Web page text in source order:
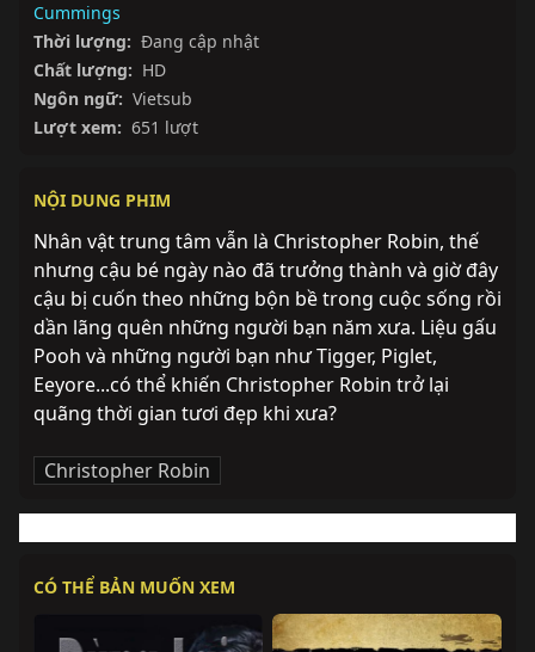
Cummings
Thời lượng: Đang cập nhật
Chất lượng: HD
Ngôn ngữ: Vietsub
Lượt xem: 651 lượt
NỘI DUNG PHIM
Nhân vật trung tâm vẫn là Christopher Robin, thế
nhưng cậu bé ngày nào đã trưởng thành và giờ đây
cậu bị cuốn theo những bộn bề trong cuộc sống rồi
dần lãng quên những người bạn năm xưa. Liệu gấu
Pooh và những người bạn như Tigger, Piglet,
Eeyore...có thể khiến Christopher Robin trở lại
quãng thời gian tươi đẹp khi xưa?
Christopher Robin
CÓ THỂ BẢN MUỐN XEM